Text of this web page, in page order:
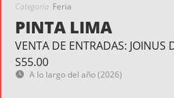
Categoría Feria
PINTA LIMA
VENTA DE ENTRADAS: JOINUS
S55.00
A lo largo del año (2026)